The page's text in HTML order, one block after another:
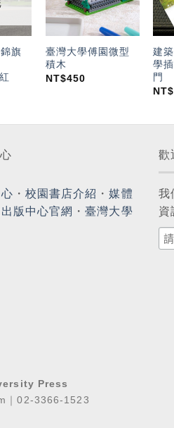
旗
單」
臺灣大學傅園微型
積木
NT$450
建
學
門
NT$
・ 校園書店介紹 ・媒體
版中心官網 ・臺灣大學
歡
我
資
Press
｜02-3366-1523